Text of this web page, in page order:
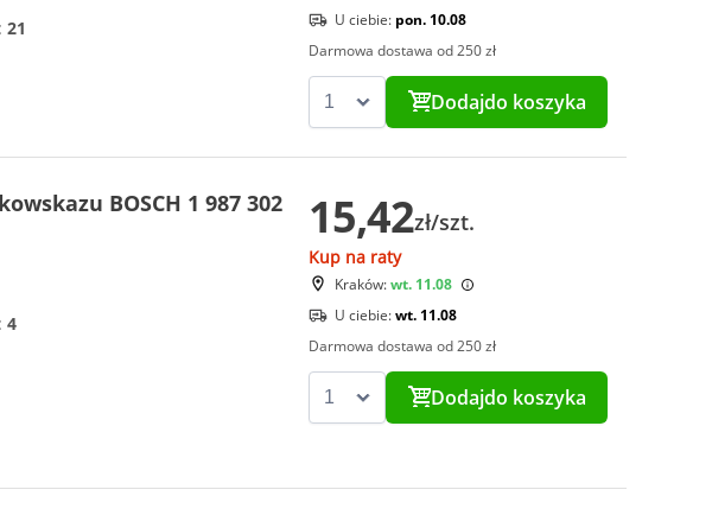
21
U ciebie: pon. 10.08
Darmowa dostawa od 250 zł
Dodajdo koszyka
BOSCH 1 987 302
4
15,42zł/szt.
Kup na raty
Kraków:wt. 11.08
U ciebie:wt. 11.08
Darmowa dostawa od 250 zł
Dodajdo koszyka